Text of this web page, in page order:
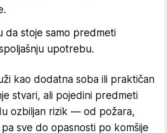
da stoje samo predmeti
upotrebu.
kao dodatna soba ili praktičan
stvari, ali pojedini predmeti
ozbiljan rizik — od požara,
sve do opasnosti po komšije